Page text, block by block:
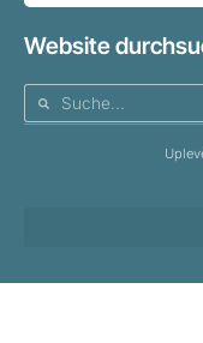
Website